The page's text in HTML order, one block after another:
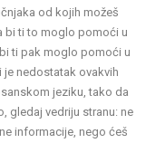
od kojih možeš
bi ti to moglo pomoći u
ti pak moglo pomoći u
je nedostatak ovakvih
jeziku, tako da
gledaj vedriju stranu: ne
informacije, nego ćeš